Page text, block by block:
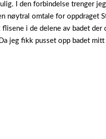
I den forbindelse trenger
nøytral omtale for oppdraget
i de delene av badet der
jeg fikk pusset opp badet